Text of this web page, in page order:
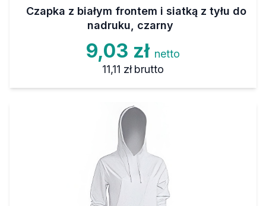
Czapka z białym frontem i siatką z tyłu do
nadruku, czarny
9,03 zł netto
11,11 zł brutto